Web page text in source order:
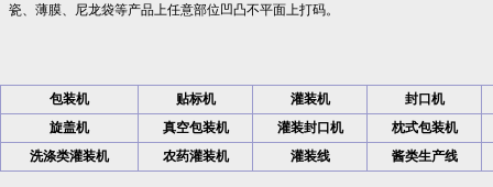
瓷、薄膜、尼龙袋等产品上任意部位凹凸不平面上打码。
包装机 贴标机 灌装机
封口机
旋盖机
真空包装机 灌装封口机
枕式包装机
洗涤类灌装机
农药灌装机 灌装线 酱类生产线